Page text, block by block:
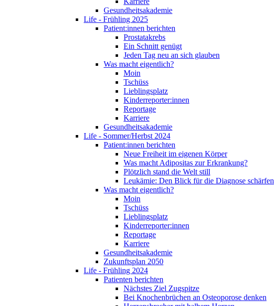
Gesundheitsakademie
Life - Frühling 2025
Patient:innen berichten
Prostatakrebs
Ein Schnitt genügt
Jeden Tag neu an sich glauben
Was macht eigentlich?
Moin
Tschüss
Lieblingsplatz
Kinderreporter:innen
Reportage
Karriere
Gesundheitsakademie
Life - Sommer/Herbst 2024
Patient:innen berichten
Neue Freiheit im eigenen Körper
Was macht Adipositas zur Erkrankung?
Plötzlich stand die Welt still
Leukämie: Den Blick für die Diagnose schärfen
Was macht eigentlich?
Moin
Tschüss
Lieblingsplatz
Kinderreporter:innen
Reportage
Karriere
Gesundheitsakademie
Zukunftsplan 2050
Life - Frühling 2024
Patienten berichten
Nächstes Ziel Zugspitze
Bei Knochenbrüchen an Osteoporose denken